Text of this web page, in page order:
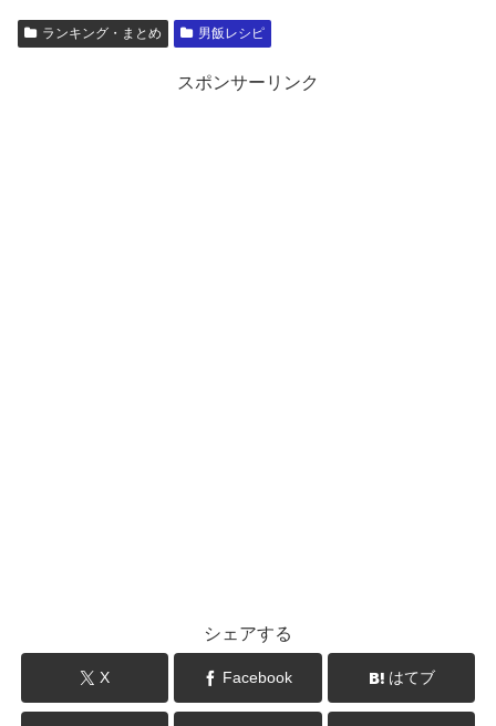
ランキング・まとめ 男飯レシピ
スポンサーリンク
シェアする
X Facebook はてブ